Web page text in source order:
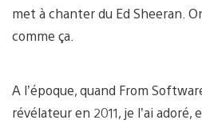
met à chanter du Ed Sheeran.
comme ça.
A l’époque, quand From
révélateur en 2011, je l’ai adoré,